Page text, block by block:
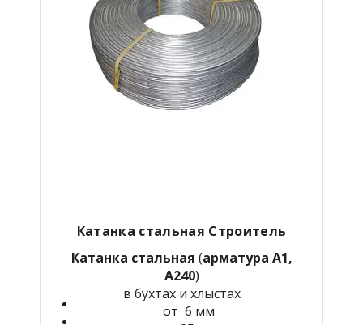
Катанка стальная Строитель
Катанка стальная (арматура А1,
А240)
в бухтах и хлыстах
от 6 мм